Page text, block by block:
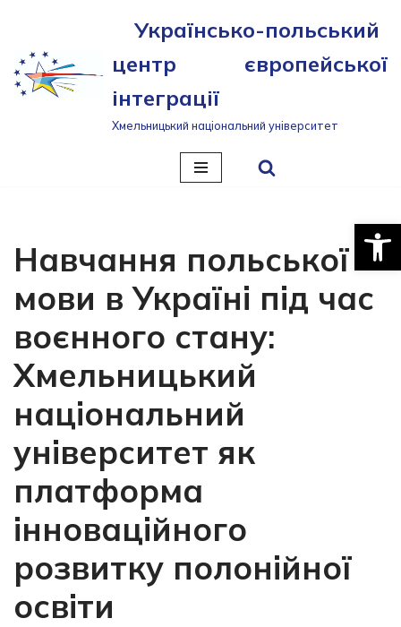
Перейти
до
вмісту
Українсько-польський
центр європейської
інтеграції
Хмельницький національний університет
Навчання польської
мови в Україні під час
воєнного стану:
Хмельницький
національний
університет як
платформа
інноваційного
розвитку полонійної
освіти